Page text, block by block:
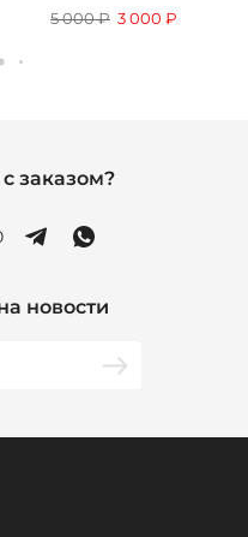
5 000 ₽ 3 000 ₽
заказом?
новости